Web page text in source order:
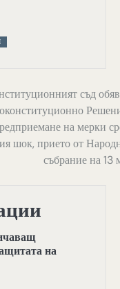
съд
на мерки
шок, прието от
събрание на 13
на